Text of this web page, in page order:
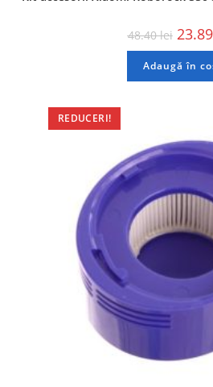
48.40lei 23.89
Adaugă în
REDUCERI!